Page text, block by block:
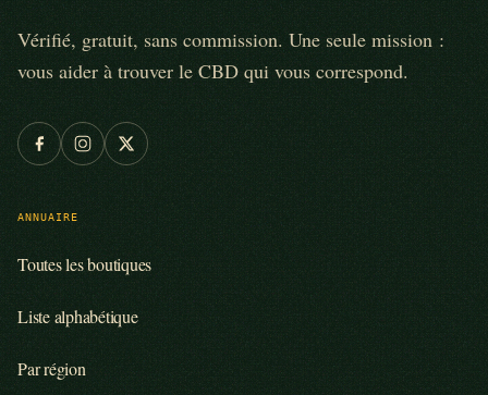
Vérifié, gratuit, sans commission. Une seule mission :
vous aider à trouver le CBD qui vous correspond.
ANNUAIRE
Toutes les boutiques
Liste alphabétique
Par région